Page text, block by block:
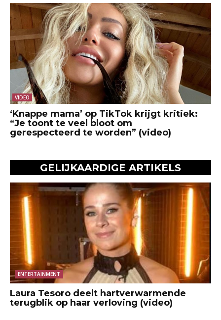
VIDEO
‘Knappe mama’ op TikTok krijgt kritiek:
“Je toont te veel bloot om
gerespecteerd te worden” (video)
GELIJKAARDIGE ARTIKELS
ENTERTAINMENT
Laura Tesoro deelt hartverwarmende
terugblik op haar verloving (video)